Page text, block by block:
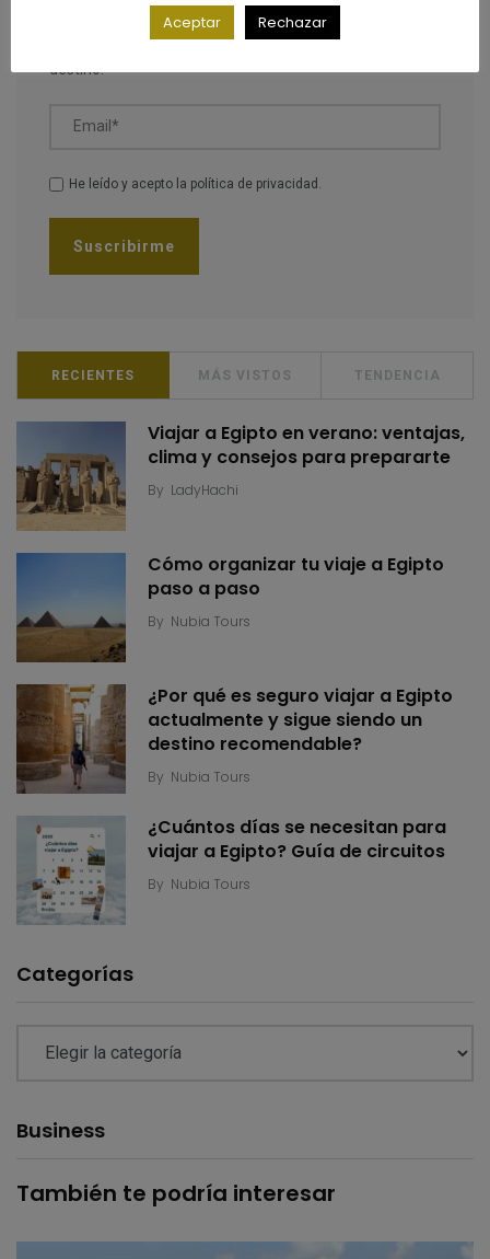
Suscríbete a nuestro boletín para estar al día de las
mejores ofertas de viajes y las últimas noticias de cada
destino.
Email*
He leído y acepto la política de privacidad
RECIENTES MÁS VISTOS TENDENCIA
Viajar a Egipto en verano: ventajas,
clima y consejos para prepararte
By LadyHachi
Cómo organizar tu viaje a Egipto
paso a paso
By Nubia Tours
¿Por qué es seguro viajar a Egipto
actualmente y sigue siendo un
destino recomendable?
By Nubia Tours
¿Cuántos días se necesitan para
viajar a Egipto? Guía de circuitos
By Nubia Tours
Categorías
Business
También te podría interesar
Aceptar Rechazar